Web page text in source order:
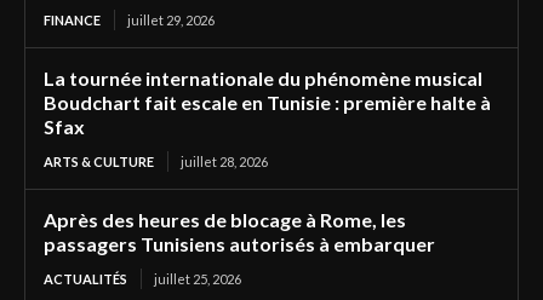
FINANCE juillet 29, 2026
La tournée internationale du phénomène musical
Boudchart fait escale en Tunisie : première halte à
Sfax
ARTS & CULTURE juillet 28, 2026
Après des heures de blocage à Rome, les
passagers Tunisiens autorisés à embarquer
ACTUALITÉS juillet 25, 2026